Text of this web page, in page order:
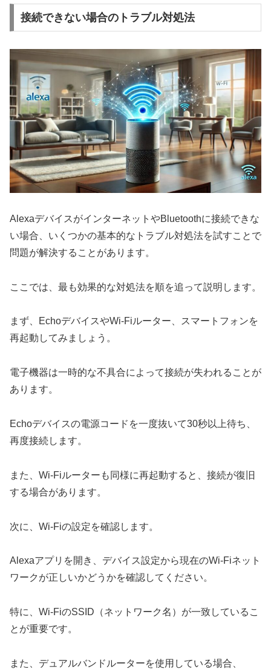
接続できない場合のトラブル対処法
AlexaデバイスがインターネットやBluetoothに接続できな
い場合、いくつかの基本的なトラブル対処法を試すことで
問題が解決することがあります。
ここでは、最も効果的な対処法を順を追って説明します。
まず、EchoデバイスやWi-Fiルーター、スマートフォンを
再起動してみましょう。
電子機器は一時的な不具合によって接続が失われることが
あります。
Echoデバイスの電源コードを一度抜いて30秒以上待ち、
再度接続します。
また、Wi-Fiルーターも同様に再起動すると、接続が復旧
する場合があります。
次に、Wi-Fiの設定を確認します。
Alexaアプリを開き、デバイス設定から現在のWi-Fiネット
ワークが正しいかどうかを確認してください。
特に、Wi-FiのSSID（ネットワーク名）が一致しているこ
とが重要です。
また、デュアルバンドルーターを使用している場合、